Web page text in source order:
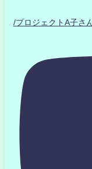
/プロジェクトA子